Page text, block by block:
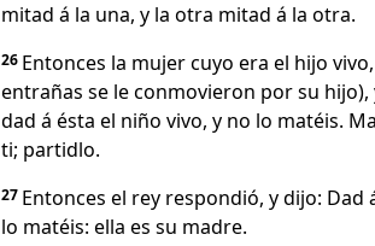
mitad á la una, y la otra mitad á la otra.
26 Entonces la mujer cuyo era el hijo
entrañas se le conmovieron por su hijo),
dad á ésta el niño vivo, y no lo matéis.
ti; partidlo.
27 Entonces el rey respondió, y dijo: Dad
lo matéis: ella es su madre.